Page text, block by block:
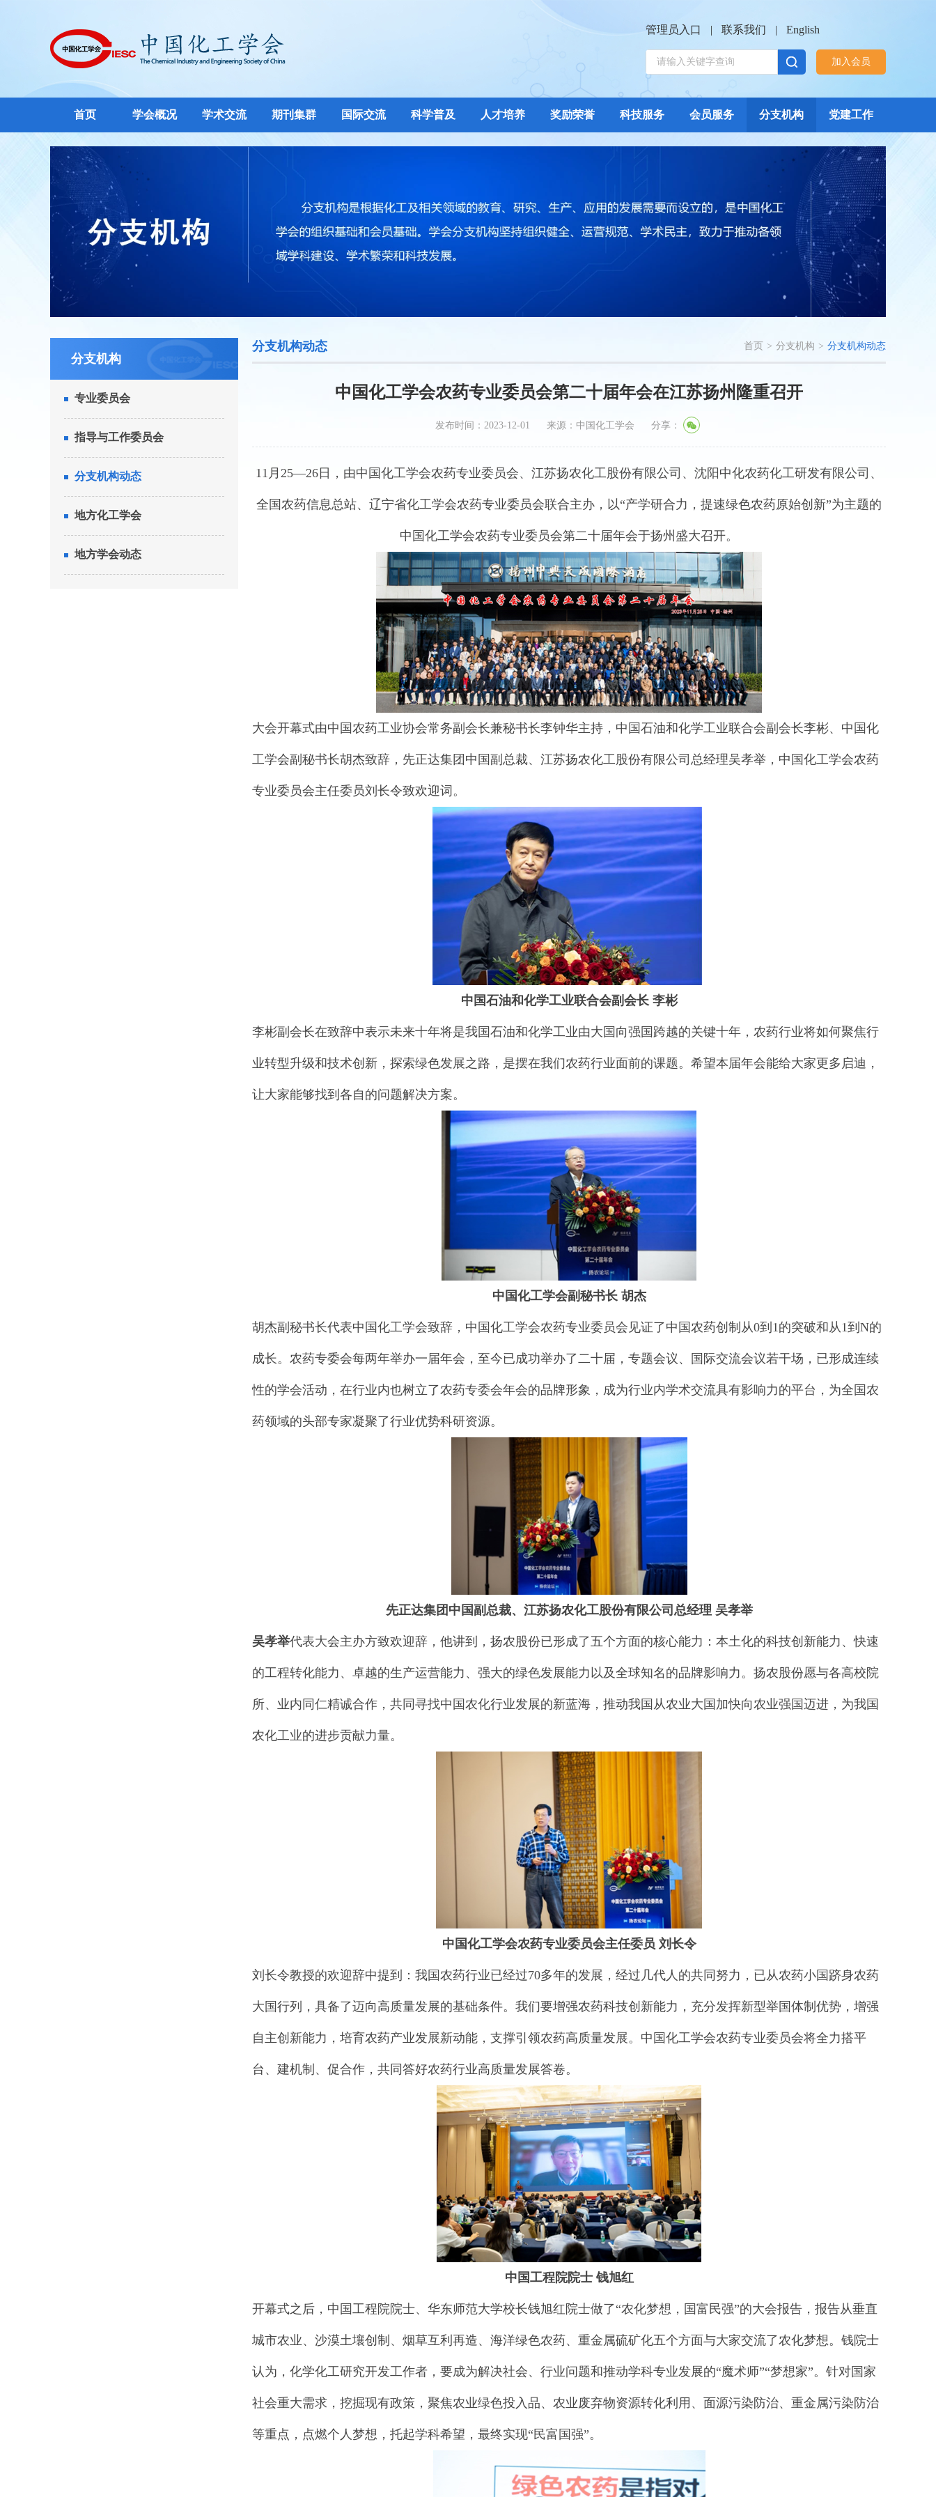
管理员入口 | 联系我们 | English
加入会员
首页 学会概况 学术交流 期刊集群 国际交流 科学普及 人才培养 奖励荣誉 科技服务 会员服务 分支机构 党建工作
分支机构
专业委员会
指导与工作委员会
分支机构动态
地方化工学会
地方学会动态
分支机构动态 首页 > 分支机构 > 分支机构动态
中国化工学会农药专业委员会第二十届年会在江苏扬州隆重召开
发布时间：2023-12-01 来源：中国化工学会 分享：
11月25—26日，由中国化工学会农药专业委员会、江苏扬农化工股份有限公司、沈阳中化农药化工研发有限公司、
全国农药信息总站、辽宁省化工学会农药专业委员会联合主办，以“产学研合力，提速绿色农药原始创新”为主题的
中国化工学会农药专业委员会第二十届年会于扬州盛大召开。
大会开幕式由中国农药工业协会常务副会长兼秘书长李钟华主持，中国石油和化学工业联合会副会长李彬、中国化
工学会副秘书长胡杰致辞，先正达集团中国副总裁、江苏扬农化工股份有限公司总经理吴孝举，中国化工学会农药
专业委员会主任委员刘长令致欢迎词。
中国石油和化学工业联合会副会长 李彬
李彬副会长在致辞中表示未来十年将是我国石油和化学工业由大国向强国跨越的关键十年，农药行业将如何聚焦行
业转型升级和技术创新，探索绿色发展之路，是摆在我们农药行业面前的课题。希望本届年会能给大家更多启迪，
让大家能够找到各自的问题解决方案。
中国化工学会副秘书长 胡杰
胡杰副秘书长代表中国化工学会致辞，中国化工学会农药专业委员会见证了中国农药创制从0到1的突破和从1到N的
成长。农药专委会每两年举办一届年会，至今已成功举办了二十届，专题会议、国际交流会议若干场，已形成连续
性的学会活动，在行业内也树立了农药专委会年会的品牌形象，成为行业内学术交流具有影响力的平台，为全国农
药领域的头部专家凝聚了行业优势科研资源。
先正达集团中国副总裁、江苏扬农化工股份有限公司总经理 吴孝举
吴孝举代表大会主办方致欢迎辞，他讲到，扬农股份已形成了五个方面的核心能力：本土化的科技创新能力、快速
的工程转化能力、卓越的生产运营能力、强大的绿色发展能力以及全球知名的品牌影响力。扬农股份愿与各高校院
所、业内同仁精诚合作，共同寻找中国农化行业发展的新蓝海，推动我国从农业大国加快向农业强国迈进，为我国
农化工业的进步贡献力量。
中国化工学会农药专业委员会主任委员 刘长令
刘长令教授的欢迎辞中提到：我国农药行业已经过70多年的发展，经过几代人的共同努力，已从农药小国跻身农药
大国行列，具备了迈向高质量发展的基础条件。我们要增强农药科技创新能力，充分发挥新型举国体制优势，增强
自主创新能力，培育农药产业发展新动能，支撑引领农药高质量发展。中国化工学会农药专业委员会将全力搭平
台、建机制、促合作，共同答好农药行业高质量发展答卷。
中国工程院院士 钱旭红
开幕式之后，中国工程院院士、华东师范大学校长钱旭红院士做了“农化梦想，国富民强”的大会报告，报告从垂直
城市农业、沙漠土壤创制、烟草互利再造、海洋绿色农药、重金属硫矿化五个方面与大家交流了农化梦想。钱院士
认为，化学化工研究开发工作者，要成为解决社会、行业问题和推动学科专业发展的“魔术师”“梦想家”。针对国家
社会重大需求，挖掘现有政策，聚焦农业绿色投入品、农业废弃物资源转化利用、面源污染防治、重金属污染防治
等重点，点燃个人梦想，托起学科希望，最终实现“民富国强”。